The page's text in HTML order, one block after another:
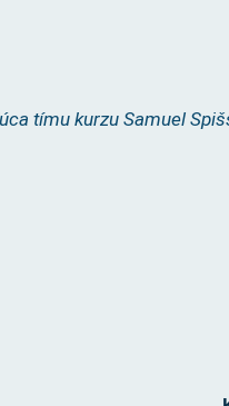
Spišská